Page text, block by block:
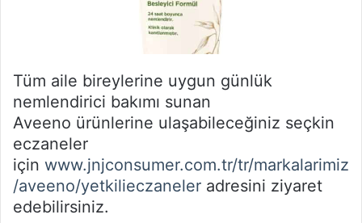
Tüm aile bireylerine uygun günlük
nemlendirici bakımı sunan
Aveeno ürünlerine ulaşabileceğiniz seçkin
eczaneler
için www.jnjconsumer.com.tr/tr/markalarimiz
/aveeno/yetkilieczaneler adresini ziyaret
edebilirsiniz.